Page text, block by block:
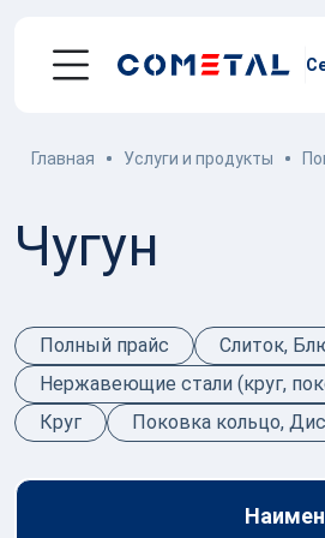
Механическая
металлоконструкций
Заготовительное
металла
Производство и
Поставка
Порошковые стали
Главная Услуги и продукты
Чугун
Полный прайс Слиток,
Нержавеющие стали (круг,
Круг
Поковка кольцо,